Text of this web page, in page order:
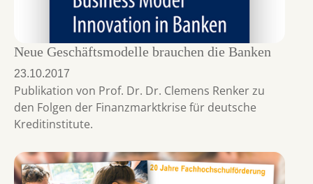
Neue Geschäftsmodelle brauchen die Banken
23.10.2017
Publikation von Prof. Dr. Dr. Clemens Renker zu
den Folgen der Finanzmarktkrise für deutsche
Kreditinstitute.